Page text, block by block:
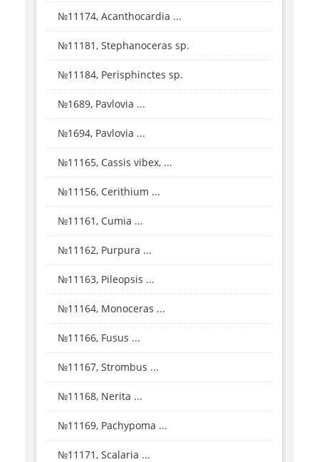
№11174, Acanthocardia ...
№11181, Stephanoceras sp.
№11184, Perisphinctes sp.
№1689, Pavlovia ...
№1694, Pavlovia ...
№11165, Cassis vibex, ...
№11156, Cerithium ...
№11161, Cumia ...
№11162, Purpura ...
№11163, Pileopsis ...
№11164, Monoceras ...
№11166, Fusus ...
№11167, Strombus ...
№11168, Nerita ...
№11169, Pachypoma ...
№11171, Scalaria ...